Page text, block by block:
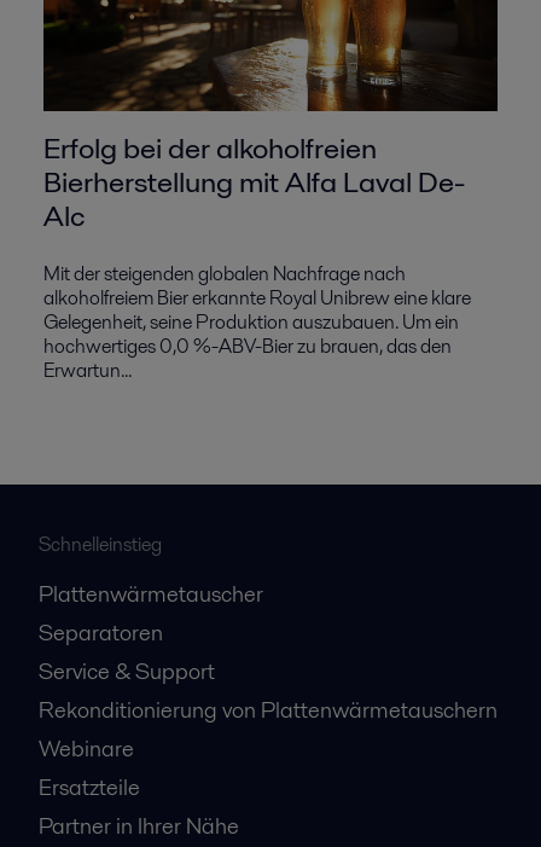
Erfolg bei der alkoholfreien
Bierherstellung mit Alfa Laval De-
Alc
Mit der steigenden globalen Nachfrage nach
alkoholfreiem Bier erkannte Royal Unibrew eine klare
Gelegenheit, seine Produktion auszubauen. Um ein
hochwertiges 0,0 %-ABV-Bier zu brauen, das den
Erwartun...
Schnelleinstieg
Plattenwärmetauscher
Separatoren
Service & Support
Rekonditionierung von Plattenwärmetauschern
Webinare
Ersatzteile
Partner in Ihrer Nähe